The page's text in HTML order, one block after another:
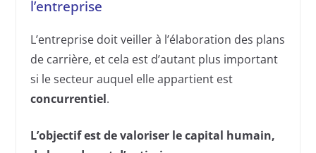
l’entreprise
L’entreprise doit veiller à l’élaboration des plans
de carrière, et cela est d’autant plus important
si le secteur auquel elle appartient est
concurrentiel.
L’objectif est de valoriser le capital humain,